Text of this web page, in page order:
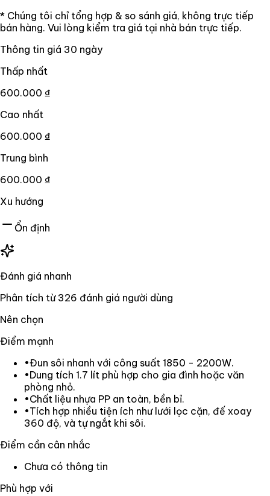
* Chúng tôi chỉ tổng hợp & so sánh giá, không trực tiếp
bán hàng. Vui lòng kiểm tra giá tại nhà bán trực tiếp.
Thông tin giá 30 ngày
Thấp nhất
600.000 ₫
Cao nhất
600.000 ₫
Trung bình
600.000 ₫
Xu hướng
Ổn định
Đánh giá nhanh
Phân tích từ 326 đánh giá người dùng
Nên chọn
Điểm mạnh
•Đun sôi nhanh với công suất 1850 - 2200W.
•Dung tích 1.7 lít phù hợp cho gia đình hoặc văn
phòng nhỏ.
•Chất liệu nhựa PP an toàn, bền bỉ.
•Tích hợp nhiều tiện ích như lưới lọc cặn, đế xoay
360 độ, và tự ngắt khi sôi.
Điểm cần cân nhắc
Chưa có thông tin
Phù hợp với